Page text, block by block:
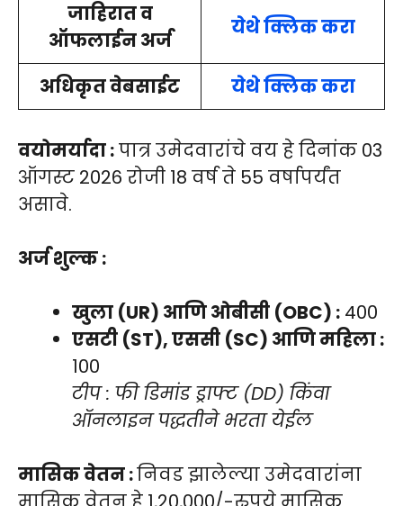
जाहिरात व
ऑफलाईन अर्ज
येथे क्लिक करा
अधिकृत वेबसाईट येथे क्लिक करा
वयोमर्यादा :पात्र उमेदवारांचे वय हे दिनांक 03
ऑगस्ट 2026 रोजी 18 वर्ष ते 55 वर्षापर्यंत
असावे.
अर्ज शुल्क :
खुला (UR) आणि ओबीसी (OBC) : ₹400
एसटी (ST), एससी (SC) आणि महिला :
₹100
टीप : फी डिमांड ड्राफ्ट (DD) किंवा
ऑनलाइन पद्धतीने भरता येईल
मासिक वेतन :निवड झालेल्या उमेदवारांना